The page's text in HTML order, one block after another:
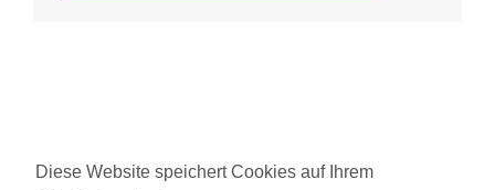
Diese Website speichert Cookies auf Ihrem